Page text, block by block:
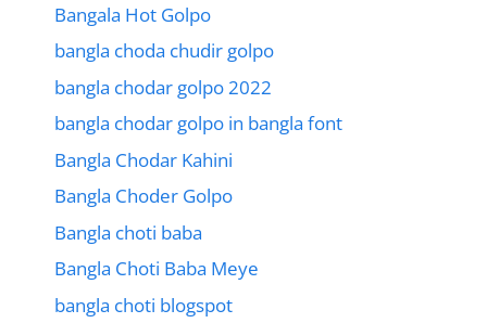
Bangala Hot Golpo
bangla choda chudir golpo
bangla chodar golpo 2022
bangla chodar golpo in bangla font
Bangla Chodar Kahini
Bangla Choder Golpo
Bangla choti baba
Bangla Choti Baba Meye
bangla choti blogspot